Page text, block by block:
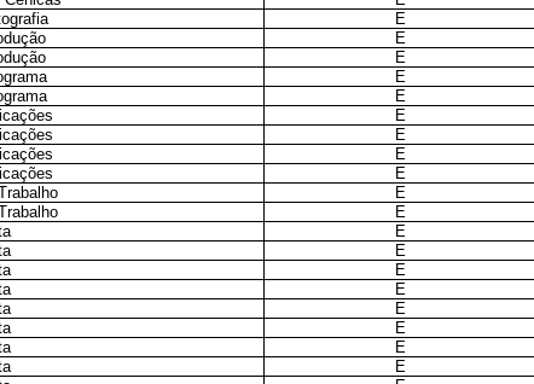
E
E
E
E
E
E
E
E
E
E
E
E
E
E
E
E
E
E
E